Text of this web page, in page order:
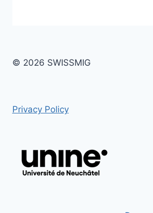
© 2026 SWISSMIG
Privacy Policy